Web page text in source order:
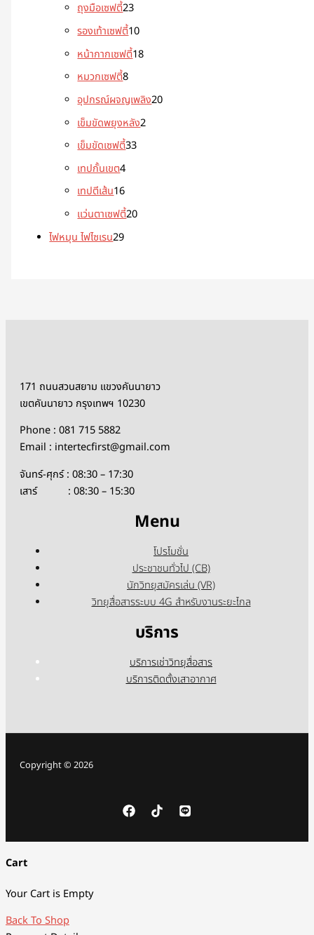
ถุงมือเซฟตี้23
รองเท้าเซฟตี้10
หน้ากากเซฟตี้18
หมวกเซฟตี้8
อุปกรณ์ผจญเพลิง20
เข็มขัดพยุงหลัง2
เข็มขัดเซฟตี้33
เทปกั้นเขต4
เทปตีเส้น16
แว่นตาเซฟตี้20
ไฟหมุน ไฟไซเรน29
171 ถนนสวนสยาม แขวงคันนายาว
เขตคันนายาว กรุงเทพฯ 10230
Phone : 081 715 5882
Email : intertecfirst@gmail.com
จันทร์-ศุกร์ : 08:30 – 17:30
เสาร์ : 08:30 – 15:30
Menu
โปรโมชั่น
ประชาชนทั่วไป (CB)
นักวิทยุสมัครเล่น (VR)
วิทยุสื่อสารระบบ 4G สำหรับงานระยะไกล
บริการ
บริการเช่าวิทยุสื่อสาร
บริการติดตั้งเสาอากาศ
Copyright © 2026
Cart
Your Cart is Empty
Back To Shop